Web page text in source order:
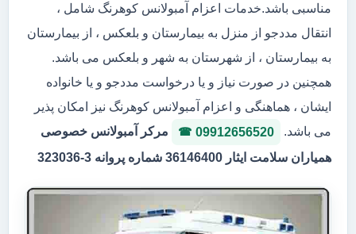
مناسبی باشد.خدمات اعزام آمبولانس کوهرنگ شامل ،
انتقال مددجو از منزل به بیمارستان و بلعکس ، از بیمارستان
به بیمارستان ، از شهرستان به شهر و بلعکس می باشد.
همچنین در صورت نیاز و یا درخواست مددجو و یا خانواده
ایشان ، هماهنگی و اعزام آمبولانس کوهرنگ نیز امکان پذیر
می باشد.
09912656520
مرکر آمبولانس خصوصی
همیاران سلامت ایثار 36146400 شماره پروانه 3-323036